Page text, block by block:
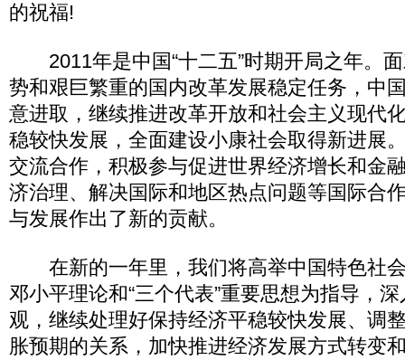
的祝福!
2011年是中国“十二五”时期开局之年。
势和艰巨繁重的国内改革发展稳定任务，中
意进取，继续推进改革开放和社会主义现代
稳较快发展，全面建设小康社会取得新进展
交流合作，积极参与促进世界经济增长和金
济治理、解决国际和地区热点问题等国际合
与发展作出了新的贡献。
在新的一年里，我们将高举中国特色社
邓小平理论和“三个代表”重要思想为指导，
观，继续处理好保持经济平稳较快发展、调
胀预期的关系，加快推进经济发展方式转变